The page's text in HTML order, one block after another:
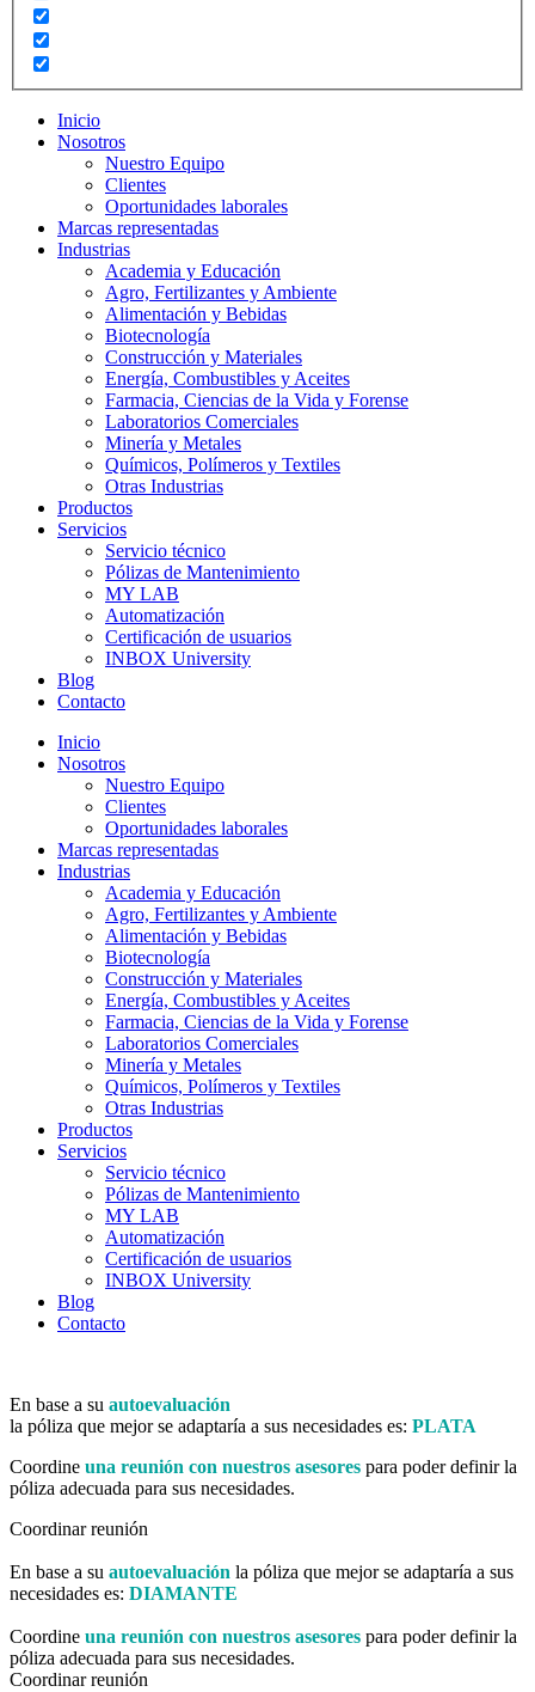
Inicio
Nosotros
Nuestro Equipo
Clientes
Oportunidades laborales
Marcas representadas
Industrias
Academia y Educación
Agro, Fertilizantes y Ambiente
Alimentación y Bebidas
Biotecnología
Construcción y Materiales
Energía, Combustibles y Aceites
Farmacia, Ciencias de la Vida y Forense
Laboratorios Comerciales
Minería y Metales
Químicos, Polímeros y Textiles
Otras Industrias
Productos
Servicios
Servicio técnico
Pólizas de Mantenimiento
MY LAB
Automatización
Certificación de usuarios
INBOX University
Blog
Contacto
Inicio
Nosotros
Nuestro Equipo
Clientes
Oportunidades laborales
Marcas representadas
Industrias
Academia y Educación
Agro, Fertilizantes y Ambiente
Alimentación y Bebidas
Biotecnología
Construcción y Materiales
Energía, Combustibles y Aceites
Farmacia, Ciencias de la Vida y Forense
Laboratorios Comerciales
Minería y Metales
Químicos, Polímeros y Textiles
Otras Industrias
Productos
Servicios
Servicio técnico
Pólizas de Mantenimiento
MY LAB
Automatización
Certificación de usuarios
INBOX University
Blog
Contacto
En base a su autoevaluación
la póliza que mejor se adaptaría a sus necesidades es: PLATA
Coordine una reunión con nuestros asesores para poder definir la
póliza adecuada para sus necesidades.
Coordinar reunión
En base a su autoevaluación la póliza que mejor se adaptaría a sus
necesidades es: DIAMANTE
Coordine una reunión con nuestros asesores para poder definir la
póliza adecuada para sus necesidades.
Coordinar reunión